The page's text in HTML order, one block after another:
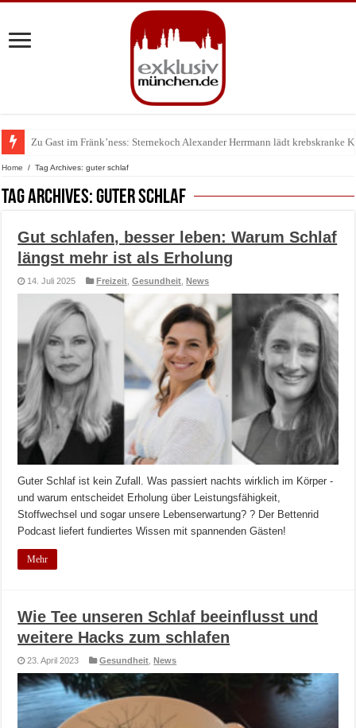
Zu Gast im Fränk’ness: Sternekoch Alexander Herrmann lädt krebskranke
Warum München gerade zum Treffpunkt der Lingerie-Branche wurde
Home / Tag Archives: guter schlaf
Tag Archives:guter schlaf
Gut schlafen, besser leben: Warum Schlaf
längst mehr ist als Erholung
14. Juli 2025 Freizeit ,Gesundheit ,News
Guter Schlaf ist kein Zufall. Was passiert nachts wirklich im Körper -
und warum entscheidet Erholung über Leistungsfähigkeit,
Stoffwechsel und sogar unsere Lebenserwartung? ? Der Bettenrid
Podcast liefert fundiertes Wissen mit spannenden Gästen!
Mehr
Wie Tee unseren Schlaf beeinflusst und
weitere Hacks zum schlafen
23. April 2023 Gesundheit ,News